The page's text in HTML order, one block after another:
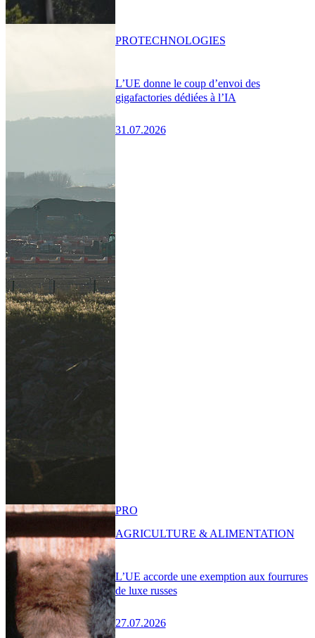
L’UE donne le coup d’envoi des
gigafactories dédiées à l’IA
31.07.2026
PROTECHNOLOGIES
L’UE accorde une exemption aux fourrures
de luxe russes
27.07.2026
PRO
AGRICULTURE & ALIMENTATION